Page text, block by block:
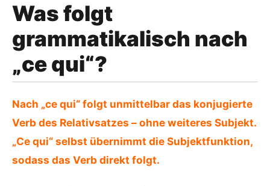
Was folgt
grammatikalisch nach
„ce qui“?
Nach „ce qui“ folgt unmittelbar das konjugierte
Verb des Relativsatzes – ohne weiteres Subjekt.
„Ce qui“ selbst übernimmt die Subjektfunktion,
sodass das Verb direkt folgt.